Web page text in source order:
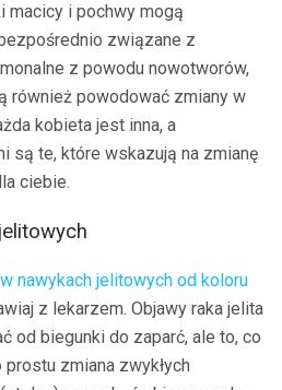
macicy i pochwy mogą
związane z
z powodu nowotworów,
również powodować zmiany w
kobieta jest inna, a
są te, które wskazują na zmianę
ciebie.
nawykach jelitowych od koloru
z lekarzem. Objawy raka jelita
od biegunki do zaparć, ale to, co
zmiana zwykłych